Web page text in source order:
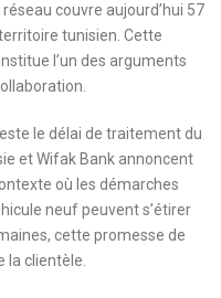
couvre aujourd’hui 57
tunisien. Cette
l’un des arguments
le délai de traitement du
et Wifak Bank annoncent
où les démarches
neuf peuvent s’étirer
cette promesse de
clientèle.